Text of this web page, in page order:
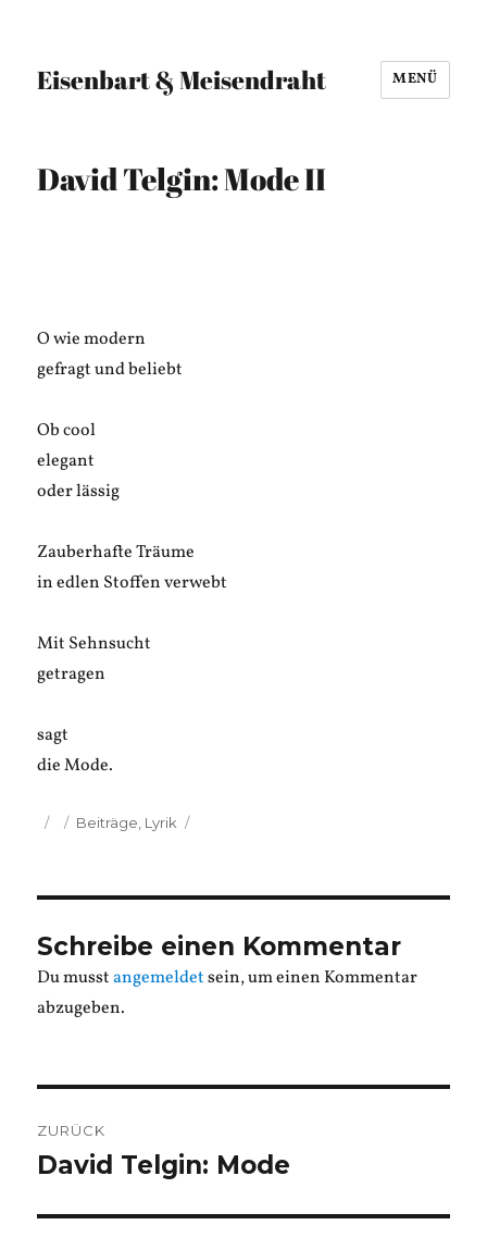
Eisenbart & Meisendraht MENÜ
David Telgin: Mode II
O wie modern
gefragt und beliebt
Ob cool
elegant
oder lässig
Zauberhafte Träume
in edlen Stoffen verwebt
Mit Sehnsucht
getragen
sagt
die Mode.
Veröffentlicht
Kategorien
Beiträge Lyrik
Schreibe einen Kommentar
Du musstangemeldetsein, um einen Kommentar
abzugeben.
ZURÜCK
Vorheriger
David Telgin: Mode